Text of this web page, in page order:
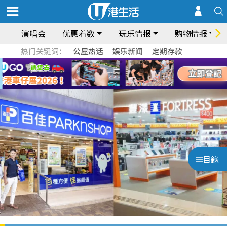
演唱会 优惠着数 玩乐情报 购物情报
热门关键词： 公屋热话 娱乐新闻 定期存款
目錄